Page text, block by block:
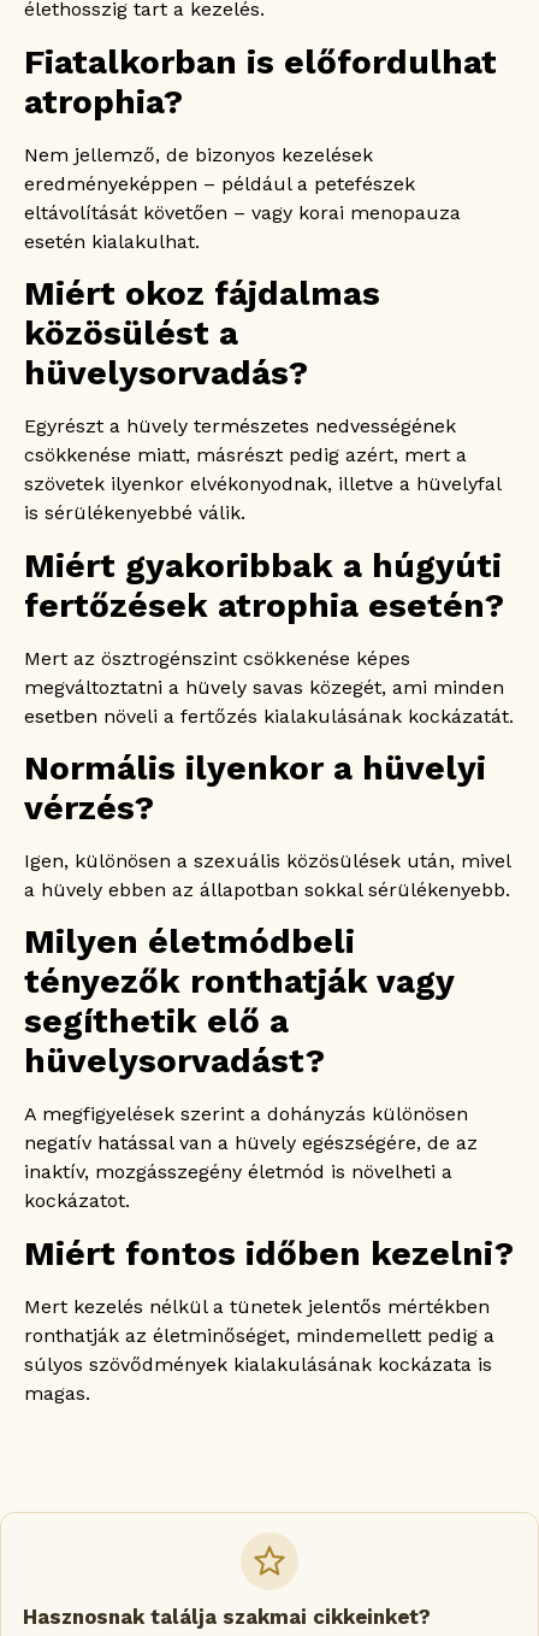
élethosszig tart a kezelés.
Fiatalkorban is előfordulhat
atrophia?
Nem jellemző, de bizonyos kezelések
eredményeképpen – például a petefészek
eltávolítását követően – vagy korai menopauza
esetén kialakulhat.
Miért okoz fájdalmas
közösülést a
hüvelysorvadás?
Egyrészt a hüvely természetes nedvességének
csökkenése miatt, másrészt pedig azért, mert a
szövetek ilyenkor elvékonyodnak, illetve a hüvelyfal
is sérülékenyebbé válik.
Miért gyakoribbak a húgyúti
fertőzések atrophia esetén?
Mert az ösztrogénszint csökkenése képes
megváltoztatni a hüvely savas közegét, ami minden
esetben növeli a fertőzés kialakulásának kockázatát.
Normális ilyenkor a hüvelyi
vérzés?
Igen, különösen a szexuális közösülések után, mivel
a hüvely ebben az állapotban sokkal sérülékenyebb.
Milyen életmódbeli
tényezők ronthatják vagy
segíthetik elő a
hüvelysorvadást?
A megfigyelések szerint a dohányzás különösen
negatív hatással van a hüvely egészségére, de az
inaktív, mozgásszegény életmód is növelheti a
kockázatot.
Miért fontos időben kezelni?
Mert kezelés nélkül a tünetek jelentős mértékben
ronthatják az életminőséget, mindemellett pedig a
súlyos szövődmények kialakulásának kockázata is
magas.
Hasznosnak találja szakmai cikkeinket?